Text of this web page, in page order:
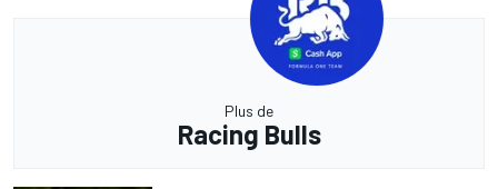
Plus de
Racing Bulls